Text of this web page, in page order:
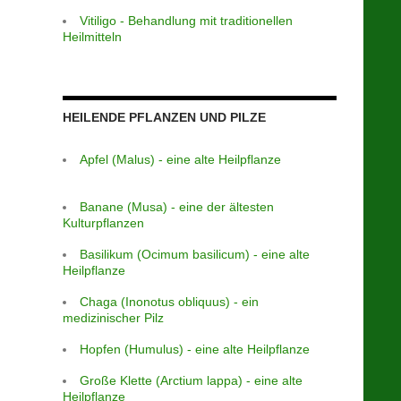
Vitiligo - Behandlung mit traditionellen
Heilmitteln
HEILENDE PFLANZEN UND PILZE
Apfel (Malus) - eine alte Heilpflanze
Banane (Musa) - eine der ältesten
Kulturpflanzen
Basilikum (Ocimum basilicum) - eine alte
Heilpflanze
Chaga (Inonotus obliquus) - ein
medizinischer Pilz
Hopfen (Humulus) - eine alte Heilpflanze
Große Klette (Arctium lappa) - eine alte
Heilpflanze